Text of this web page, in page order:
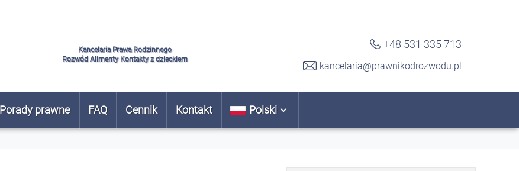
Kancelaria Prawa Rodzinnego
Rozwód Alimenty Kontakty z dzieckiem
+48 531 335 713
kancelaria@prawnikodrozwodu.pl
Porady prawne FAQ Cennik Kontakt Polski